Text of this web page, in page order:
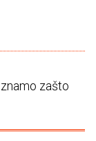
zašto